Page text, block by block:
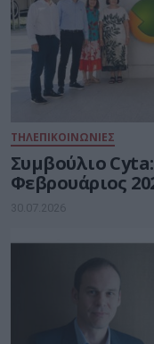
ΤΗΛΕΠΙΚΟΙΝΩΝΙΕΣ
Συμβούλιο
Φεβρουάριος
30.07.2026